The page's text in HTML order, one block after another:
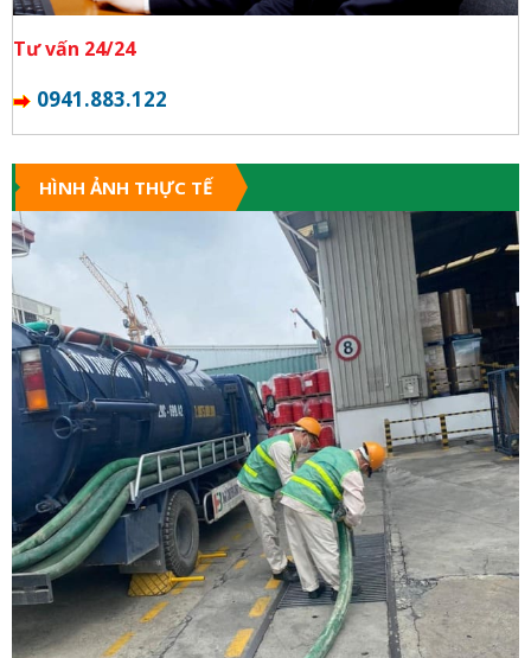
Tư vấn 24/24
0941.883.122
HÌNH ẢNH THỰC TẾ